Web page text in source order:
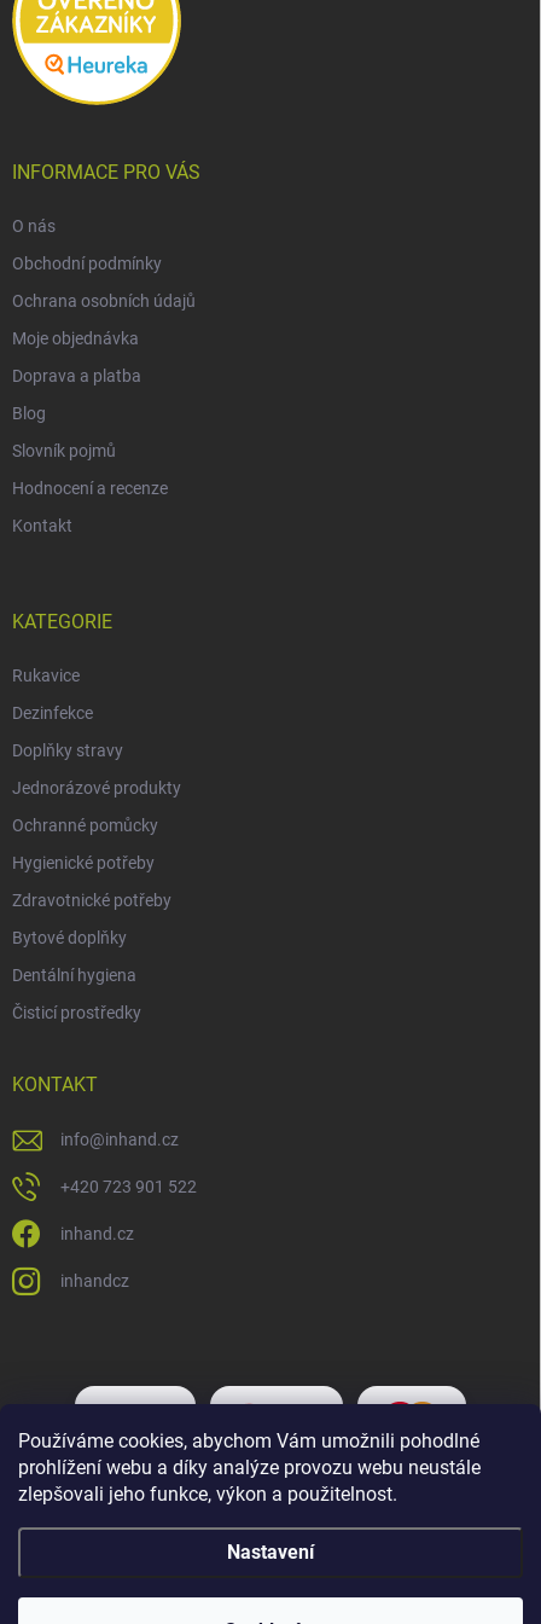
Používáme cookies, abychom Vám umožnili pohodlné
prohlížení webu a díky analýze provozu webu neustále
zlepšovali jeho funkce, výkon a použitelnost.
Nastavení
INFORMACE PRO VÁS
O nás
Obchodní podmínky
Ochrana osobních údajů
Moje objednávka
Doprava a platba
Blog
Slovník pojmů
Hodnocení a recenze
Kontakt
KATEGORIE
Rukavice
Dezinfekce
Doplňky stravy
Jednorázové produkty
Ochranné pomůcky
Hygienické potřeby
Zdravotnické potřeby
Bytové doplňky
Dentální hygiena
Čisticí prostředky
KONTAKT
info@inhand.cz
+420 723 901 522
inhand.cz
inhandcz
Copyright 2026Inhand.cz. Všechna práva vyhrazena.Upravit nastavení
cookies